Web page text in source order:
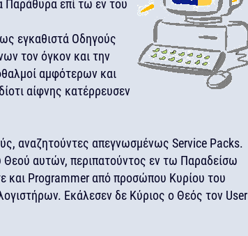
Παράθυρα επί τω εν του
εγκαθιστά Οδηγούς
τον όγκον και την
αμφότερων και
αίφνης κατέρρευσεν
αναζητούντες απεγνωσμένως Service Packs.
αυτών, περιπατούντος εν τω Παραδείσω
και Programmer από προσώπου Κυρίου του
Εκάλεσεν δε Κύριος ο Θεός τον User